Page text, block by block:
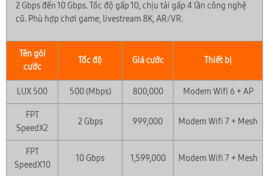
2 Gbps đến 10 Gbps. Tốc độ gấp 10, chịu tải gấp 4 lần công nghệ
cũ. Phù hợp chơi game, livestream 8K, AR/VR.
Tên gói
cước
Tốc độ Giá cước Thiết bị
LUX 500 500 (Mbps) 800,000 Modem Wifi 6 + AP
FPT
SpeedX2
2 Gbps 999,000 Modem Wifi 7 + Mesh
FPT
SpeedX10
10 Gbps 1,599,000 Modem Wifi 7 + Mesh